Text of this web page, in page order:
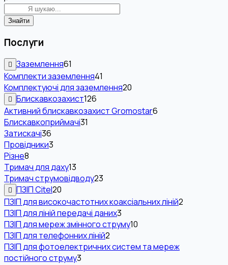
Знайти
Послуги
Заземлення61
Комплекти заземлення41
Комплектуючі для заземлення20
Блискавкозахист126
Активний блискавкозахист Gromostar6
Блискавкоприймачі31
Затискачі36
Провідники3
Різне8
Тримач для даху13
Тримач струмовідводу23
ПЗІП Citel20
ПЗІП для високочастотних коаксіальних ліній2
ПЗІП для ліній передачі даних3
ПЗІП для мереж змінного струму10
ПЗІП для телефонних ліній2
ПЗІП для фотоелектричних систем та мереж
постійного струму3